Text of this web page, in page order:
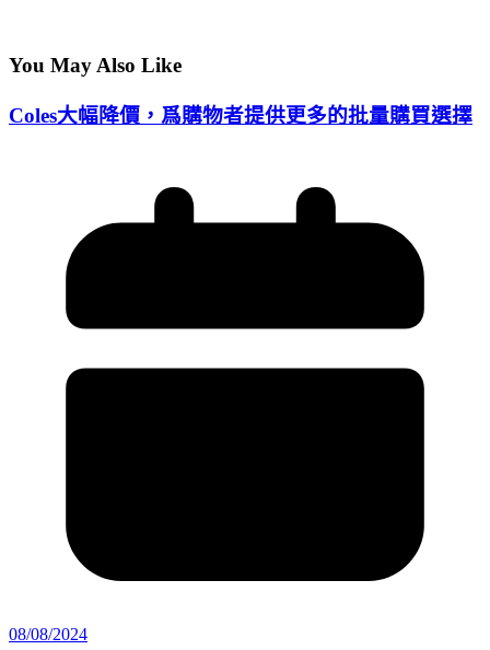
You May Also Like
Coles大幅降價，爲購物者提供更多的批量購買選擇
08/08/2024